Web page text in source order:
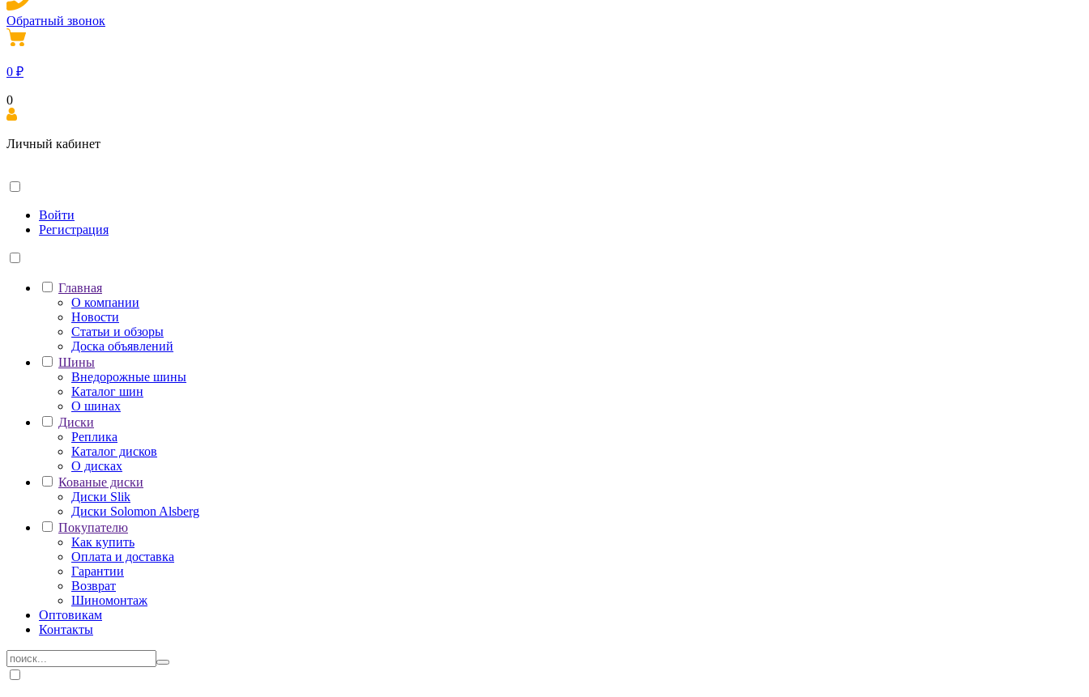
Обратный звонок
0 ₽
0
Личный кабинет
Войти
Регистрация
Главная
О компании
Новости
Статьи и обзоры
Доска объявлений
Шины
Внедорожные шины
Каталог шин
О шинах
Диски
Реплика
Каталог дисков
О дисках
Кованые диски
Диски Slik
Диски Solomon Alsberg
Покупателю
Как купить
Оплата и доставка
Гарантии
Возврат
Шиномонтаж
Оптовикам
Контакты